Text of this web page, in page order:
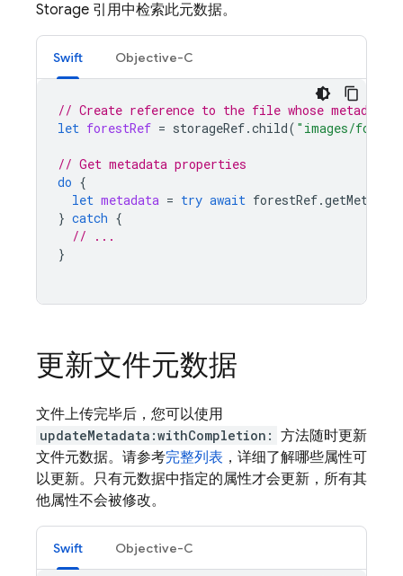
Storage 引用中检索此元数据。
Swift Objective-C
// Create reference to the file whose metadata
let forestRef = storageRef.child( "images/
// Get metadata properties
do {
let metadata = try await forestRef.getMetadata
} catch {
// ...
}
更新文件元数据
文件上传完毕后，您可以使用
updateMetadata:withCompletion: 方法随时更新
文件元数据。请参考完整列表 ，详细了解哪些属性可
以更新。只有元数据中指定的属性才会更新，所有其
他属性不会被修改。
Swift Objective-C